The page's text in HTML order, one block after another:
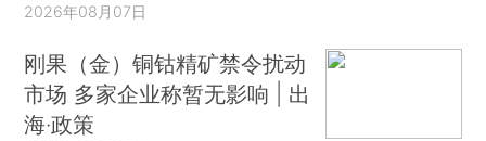
2026年08月07日
刚果（金）铜钴精矿禁令扰动
市场 多家企业称暂无影响 | 出
海·政策